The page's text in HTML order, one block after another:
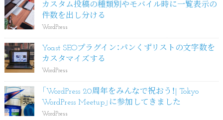
カスタム投稿の種類別やモバイル時に一覧表示の
件数を出し分ける
WordPress
Yoast SEOプラグイン：パンくずリストの文字数を
カスタマイズする
WordPress
「WordPress 20周年をみんなで祝おう！| Tokyo
WordPress Meetup」に参加してきました
WordPress